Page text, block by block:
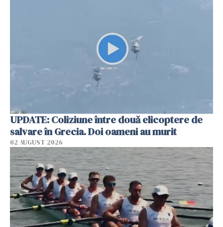
UPDATE: Coliziune între două elicoptere de
salvare în Grecia. Doi oameni au murit
02 AUGUST 2026